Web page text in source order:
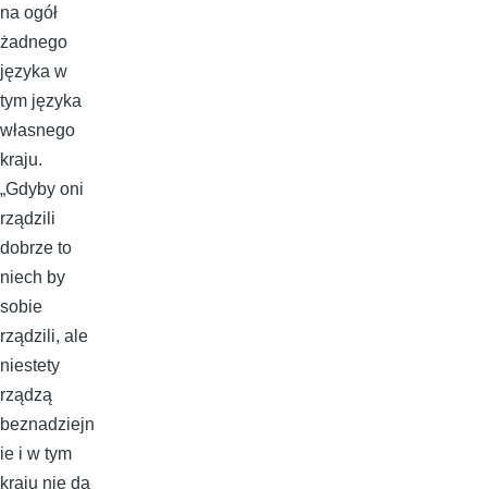
na ogół
żadnego
języka w
tym języka
własnego
kraju.
„Gdyby oni
rządzili
dobrze to
niech by
sobie
rządzili, ale
niestety
rządzą
beznadziejn
ie i w tym
kraju nie da